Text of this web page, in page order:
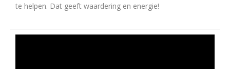
te helpen. Dat geeft waardering en energie!